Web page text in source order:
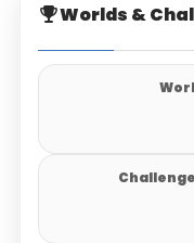
Worlds &